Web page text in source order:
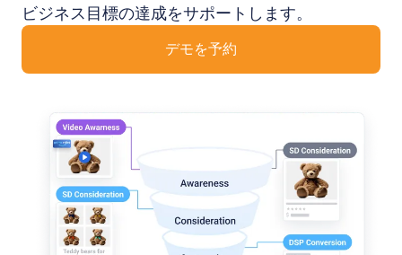
ビジネス目標の達成をサポートします。
デモを予約